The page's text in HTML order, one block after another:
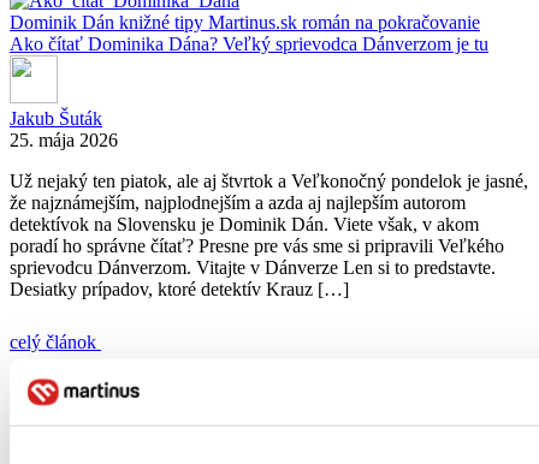
Dominik Dán knižné tipy Martinus.sk román na pokračovanie
Ako čítať Dominika Dána? Veľký sprievodca Dánverzom je tu
Jakub Šuták
25. mája 2026
Už nejaký ten piatok, ale aj štvrtok a Veľkonočný pondelok je jasné,
že najznámejším, najplodnejším a azda aj najlepším autorom
detektívok na Slovensku je Dominik Dán. Viete však, v akom
poradí ho správne čítať? Presne pre vás sme si pripravili Veľkého
sprievodcu Dánverzom. Vitajte v Dánverze Len si to predstavte.
Desiatky prípadov, ktoré detektív Krauz […]
celý článok
knihy ktoré sa čítajú samy
Tipy na dobré knihy: Prečo milujeme príbehy, ktoré sa čítajú samy?